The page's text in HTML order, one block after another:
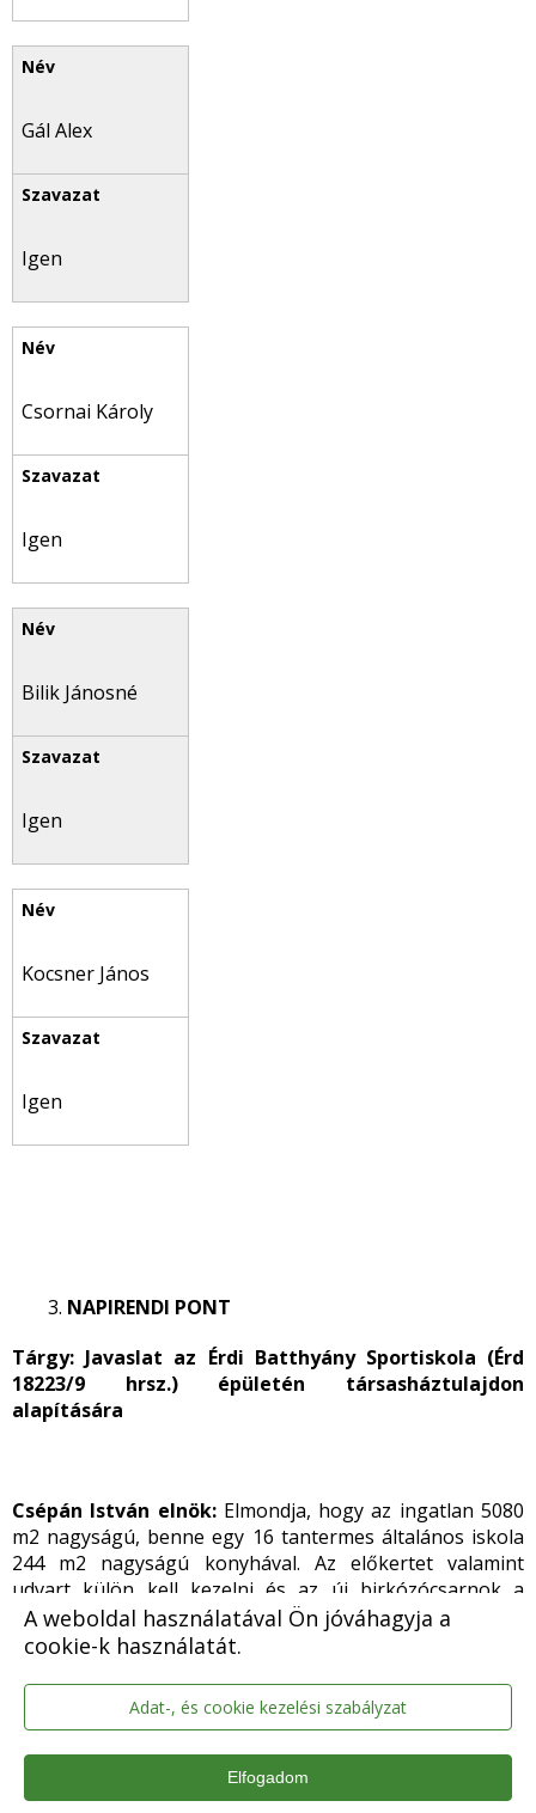
A weboldal használatával Ön jóváhagyja a
cookie-k használatát.
Adat-, és cookie kezelési szabályzat
Elfogadom
Gál Alex
Igen
Csornai Károly
Igen
Bilik Jánosné
Igen
Kocsner János
Igen
NAPIRENDI PONT
Tárgy: Javaslat az Érdi Batthyány Sportiskola (Érd
18223/9 hrsz.) épületén társasháztulajdon
alapítására
Csépán István elnök: Elmondja, hogy az ingatlan 5080
m2 nagyságú, benne egy 16 tantermes általános iskola
244 m2 nagyságú konyhával. Az előkertet valamint
udvart külön kell kezelni és az új birkózócsarnok a
Spartacus kezelésébe kerülne. Az ingatlanon lévő
tételeket külön kellene kezelni a földhivatali
Központtal egy három oldalú szerződés kerül
megkötésre.